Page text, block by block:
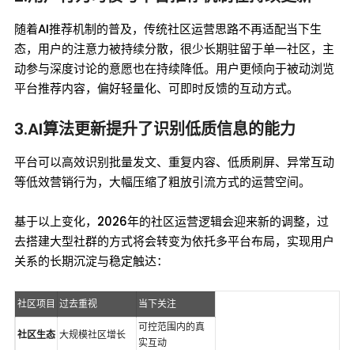
随着AI推荐机制的普及，传统社区运营思路不再适配当下生
态，用户的注意力被持续分散，很少长期驻留于单一社区，主
动参与深度讨论的意愿也在持续降低。用户更倾向于被动浏览
平台推荐内容，偏好轻量化、可即时反馈的互动方式。
3.AI算法更新提升了识别低质信息的能力
平台可以高效识别批量发文、重复内容、低质刷屏、异常互动
等低效营销行为，大幅压缩了粗放引流方式的运营空间。
基于以上变化，2026年的社区运营逻辑会迎来新的调整，过
去搭建大型社群的方式将会转变为依托多平台布局，实现用户
关系的长期沉淀与稳定触达：
社区项目 过去重视 当下关注
社区生态 大规模社区增长
可控范围内的真
实互动